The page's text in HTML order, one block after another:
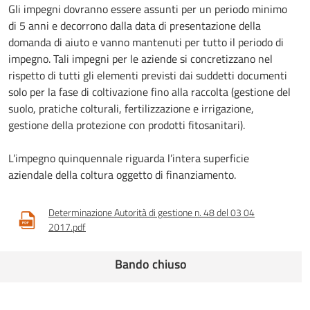
Gli impegni dovranno essere assunti per un periodo minimo
di 5 anni e decorrono dalla data di presentazione della
domanda di aiuto e vanno mantenuti per tutto il periodo di
impegno. Tali impegni per le aziende si concretizzano nel
rispetto di tutti gli elementi previsti dai suddetti documenti
solo per la fase di coltivazione fino alla raccolta (gestione del
suolo, pratiche colturali, fertilizzazione e irrigazione,
gestione della protezione con prodotti fitosanitari).
L’impegno quinquennale riguarda l’intera superficie
aziendale della coltura oggetto di finanziamento.
Determinazione Autorità di gestione n. 48 del 03 04
2017.pdf
Bando chiuso